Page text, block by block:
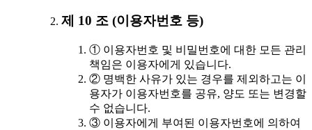
제 10 조 (이용자번호 등)
① 이용자번호 및 비밀번호에 대한 모든 관리
책임은 이용자에게 있습니다.
② 명백한 사유가 있는 경우를 제외하고는 이
용자가 이용자번호를 공유, 양도 또는 변경할
수 없습니다.
③ 이용자에게 부여된 이용자번호에 의하여